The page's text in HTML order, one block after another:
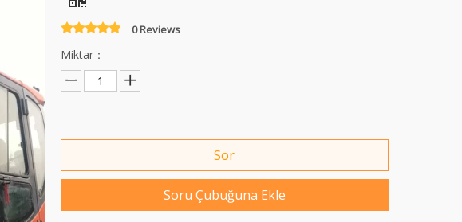
0 Reviews
Miktar：
Sor
Soru Çubuğuna Ekle